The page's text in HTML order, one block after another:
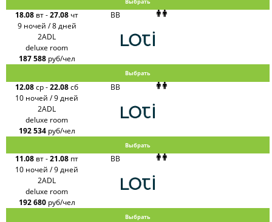
18.08 вт-27.08 чт
9 ночей / 8 дней
BB
2ADL
deluxe room
187 588 руб/чел
Выбрать
12.08ср-22.08сб
10 ночей / 9 дней
BB
2ADL
deluxe room
192 534 руб/чел
Выбрать
11.08 вт-21.08 пт
10 ночей / 9 дней
BB
2ADL
deluxe room
192 680 руб/чел
Выбрать